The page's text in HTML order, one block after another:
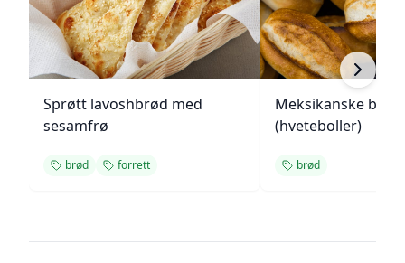
Sprøtt lavoshbrød med
sesamfrø
brød forrett
Meksikanske
(hveteboller)
brød